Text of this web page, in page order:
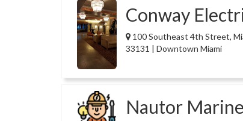
Conway
100 Southeast 4th Street,
33131 | Downtown Miami
Nautor